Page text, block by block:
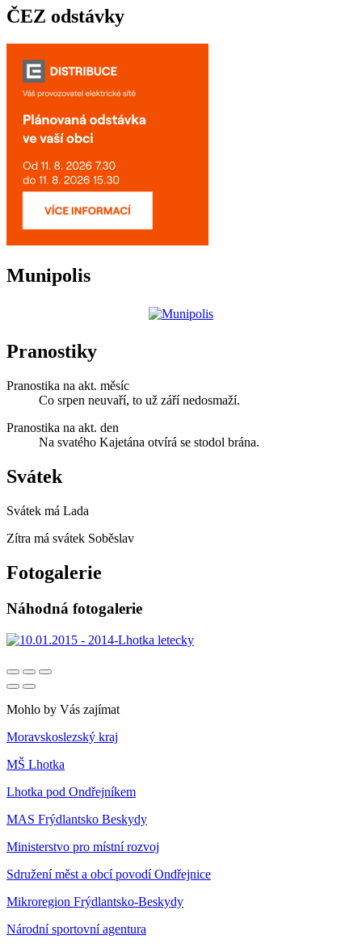
ČEZ odstávky
Munipolis
Pranostiky
Pranostika na akt. měsíc
Co srpen neuvaří, to už září nedosmaží.
Pranostika na akt. den
Na svatého Kajetána otvírá se stodol brána.
Svátek
Svátek má Lada
Zítra má svátek Soběslav
Fotogalerie
Náhodná fotogalerie
Mohlo by Vás zajímat
Moravskoslezský kraj
MŠ Lhotka
Lhotka pod Ondřejníkem
MAS Frýdlantsko Beskydy
Ministerstvo pro místní rozvoj
Sdružení měst a obcí povodí Ondřejnice
Mikroregion Frýdlantsko-Beskydy
Národní sportovní agentura